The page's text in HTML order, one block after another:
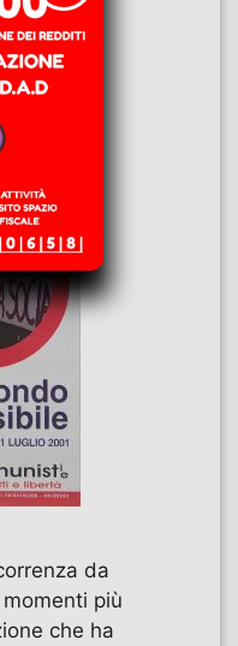
da
più
che ha